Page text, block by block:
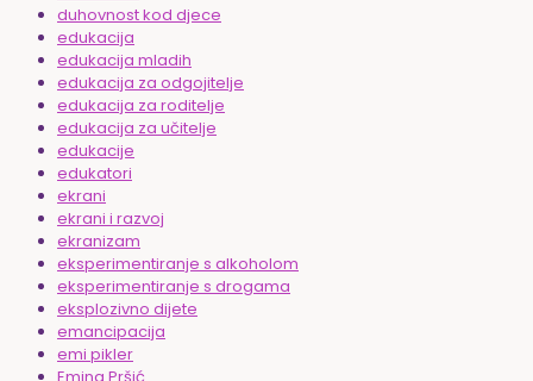
duhovnost kod djece
edukacija
edukacija mladih
edukacija za odgojitelje
edukacija za roditelje
edukacija za učitelje
edukacije
edukatori
ekrani
ekrani i razvoj
ekranizam
eksperimentiranje s alkoholom
eksperimentiranje s drogama
eksplozivno dijete
emancipacija
emi pikler